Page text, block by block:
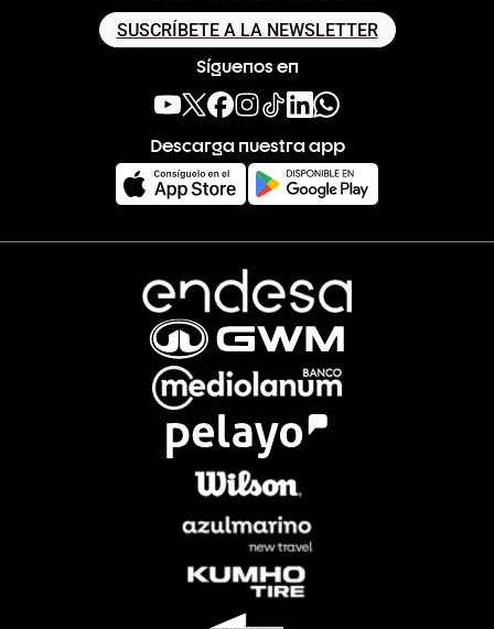
SUSCRÍBETE A LA NEWSLETTER
Síguenos en
Descarga nuestra app